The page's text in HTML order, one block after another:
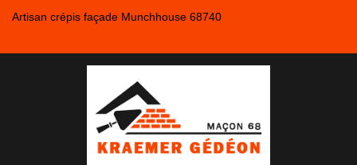
Artisan crépis façade Munchhouse 68740